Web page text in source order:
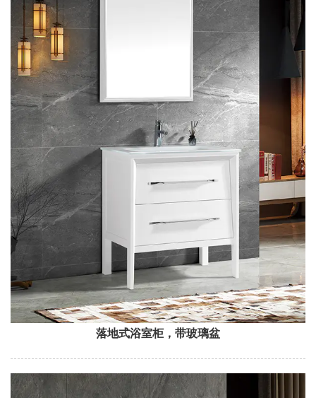
落地式浴室柜，带玻璃盆